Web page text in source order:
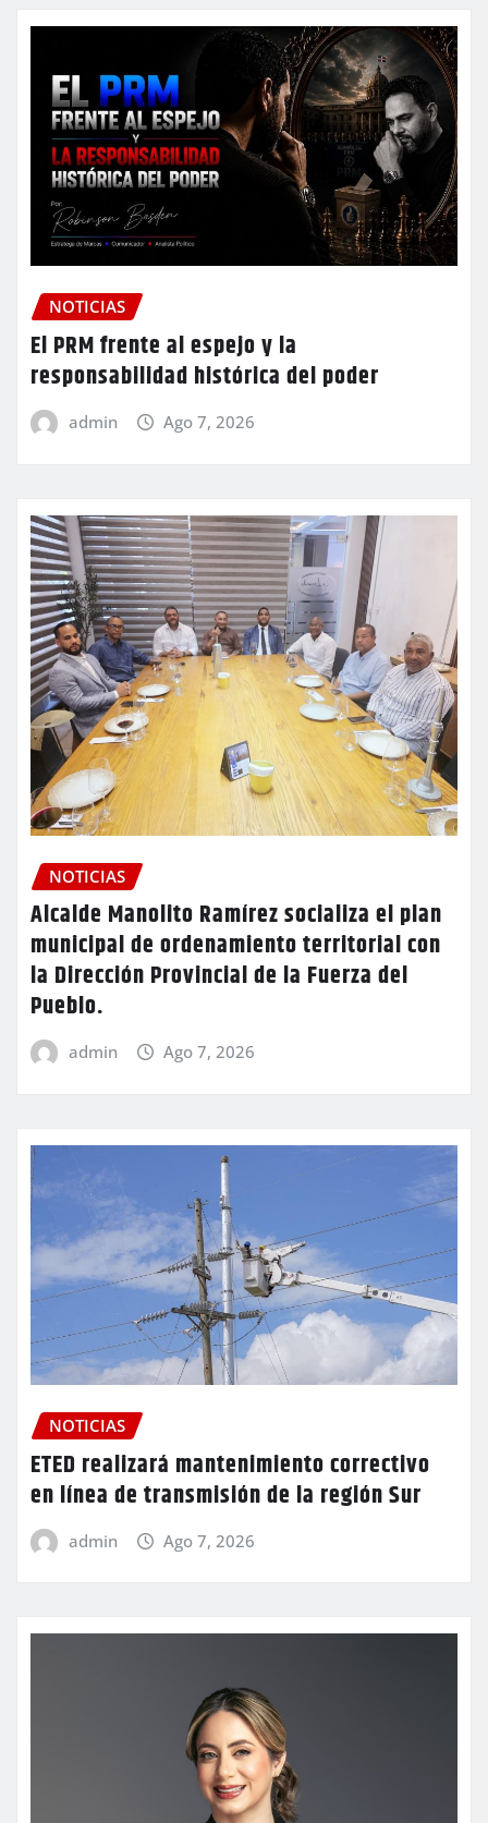
NOTICIAS
El PRM frente al espejo y la
responsabilidad histórica del poder
admin Ago 7, 2026
NOTICIAS
Alcalde Manolito Ramírez socializa el plan
municipal de ordenamiento territorial con
la Dirección Provincial de la Fuerza del
Pueblo.
admin Ago 7, 2026
NOTICIAS
ETED realizará mantenimiento correctivo
en línea de transmisión de la región Sur
admin Ago 7, 2026